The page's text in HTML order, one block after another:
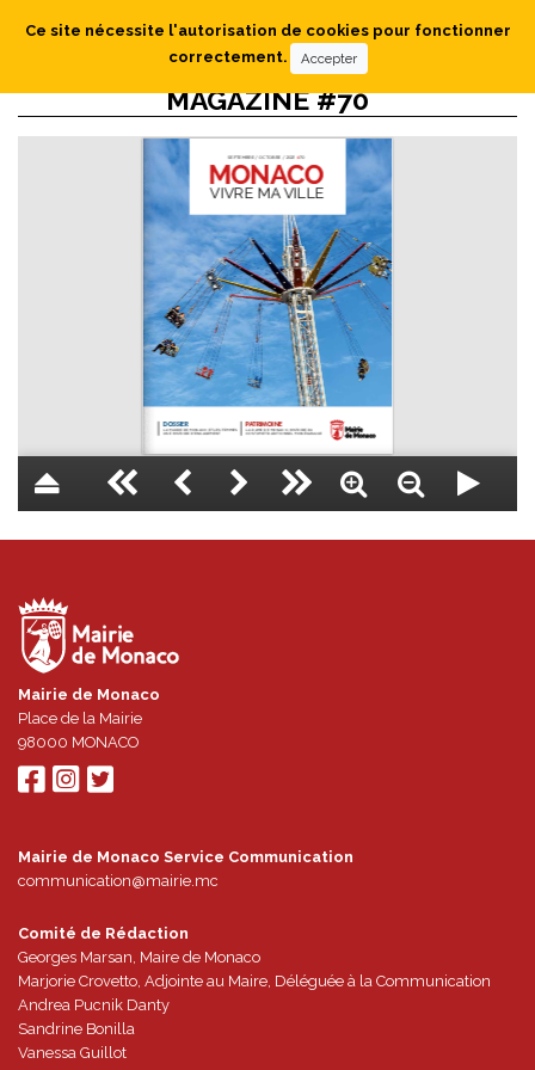
MAGAZINE #70
Mairie de Monaco
Place de la Mairie
98000 MONACO
Mairie de Monaco Service Communication
communication@mairie.mc
Comité de Rédaction
Georges Marsan, Maire de Monaco
Marjorie Crovetto, Adjointe au Maire, Déléguée à la Communication
Andrea Pucnik Danty
Sandrine Bonilla
Vanessa Guillot
Ce site nécessite l'autorisation de cookies pour fonctionner
correctement.
Accepter